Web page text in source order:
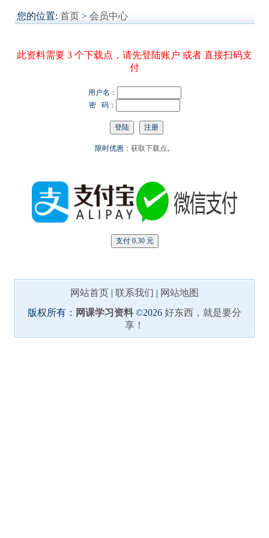
您的位置: 首页 > 会员中心
此资料需要 3 个下载点，请先登陆账户 或者 直接扫码支
付
用户名：
密 码：
限时优惠： 获取下载点。
网站首页 | 联系我们 | 网站地图
版权所有： 网课学习资料©2026 好东西，就是要分
享！